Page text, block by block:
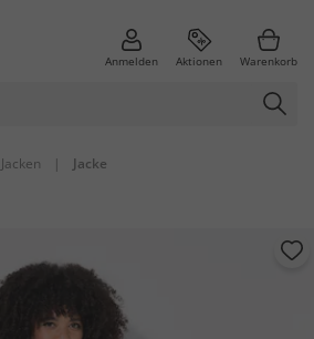
Anmelden Aktionen Warenkorb
Jacken | Jacke